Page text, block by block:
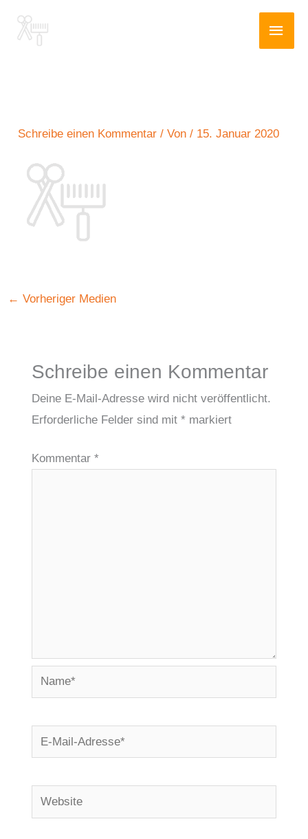
Inhalt
Schreibe einen Kommentar / Von/ 15. Januar 2020
← Vorheriger Medien
Schreibe einen Kommentar
Deine E-Mail-Adresse wird nicht veröffentlicht.
Erforderliche Felder sind mit * markiert
Kommentar *
Name*
E-
Mail-
Website